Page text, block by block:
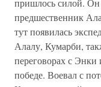
пришлось силой. Он
предшественник
тут появилась
Алалу, Кумарби,
переговорах с
победе. Воевал с